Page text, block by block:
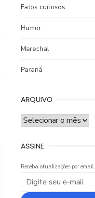
Fatos curiosos
Humor
Marechal
Paraná
ARQUIVO
ARQUIVO
ASSINE
Receba atualizações por email.